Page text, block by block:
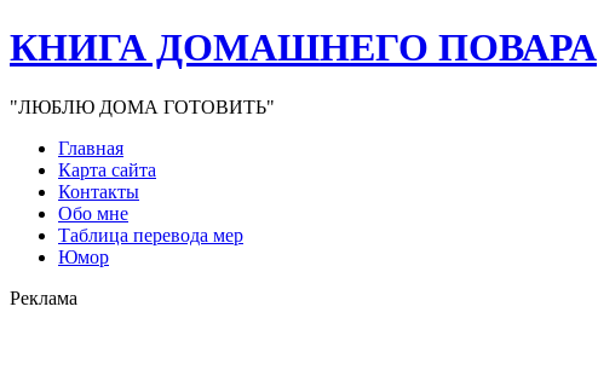
КНИГА ДОМАШНЕГО ПОВАРА
"ЛЮБЛЮ ДОМА ГОТОВИТЬ"
Главная
Карта сайта
Контакты
Обо мне
Таблица перевода мер
Юмор
Реклама